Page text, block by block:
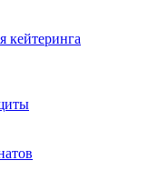
кейтеринга